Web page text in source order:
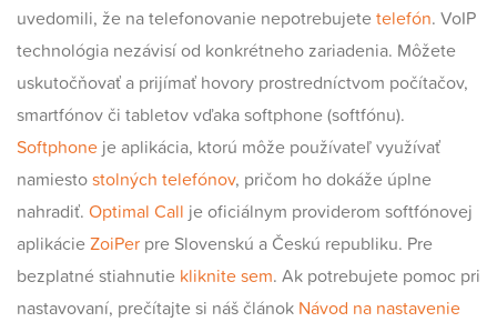
uvedomili, že na telefonovanie nepotrebujete telefón. VoIP
technológia nezávisí od konkrétneho zariadenia. Môžete
uskutočňovať a prijímať hovory prostredníctvom počítačov,
smartfónov či tabletov vďaka softphone (softfónu).
Softphone je aplikácia, ktorú môže používateľ využívať
namiestostolných telefónov, pričom ho dokáže úplne
nahradiť. Optimal Call je oficiálnym providerom softfónovej
aplikácie ZoiPer pre Slovenskú a Českú republiku. Pre
bezplatné stiahnutie kliknite sem. Ak potrebujete pomoc pri
nastavovaní, prečítajte si náš článok Návod na nastavenie